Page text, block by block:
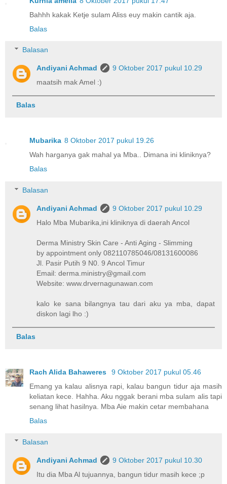
Bahhh kakak Ketje sulam Aliss euy makin cantik aja.
Balas
Balasan
Andiyani Achmad
9 Oktober 2017 pukul 10.29
maatsih mak Amel :)
Balas
Mubarika 8 Oktober 2017 pukul 19.26
Wah harganya gak mahal ya Mba.. Dimana ini kliniknya?
Balas
Balasan
Andiyani Achmad
9 Oktober 2017 pukul 10.29
Halo Mba Mubarika,ini kliniknya di daerah Ancol
Derma Ministry Skin Care - Anti Aging - Slimming
by appointment only 082110785046/08131600086
Jl. Pasir Putih 9 N0. 9 Ancol Timur
Email: derma.ministry@gmail.com
Website: www.drvernagunawan.com
kalo ke sana bilangnya tau dari aku ya mba, dapat
diskon lagi lho :)
Balas
Rach Alida Bahaweres
9 Oktober 2017 pukul 05.46
Emang ya kalau alisnya rapi, kalau bangun tidur aja masih
keliatan kece. Hahha. Aku nggak berani mba sulam alis tapi
senang lihat hasilnya. Mba Aie makin cetar membahana
Balas
Balasan
Andiyani Achmad
9 Oktober 2017 pukul 10.30
Itu dia Mba Al tujuannya, bangun tidur masih kece ;p